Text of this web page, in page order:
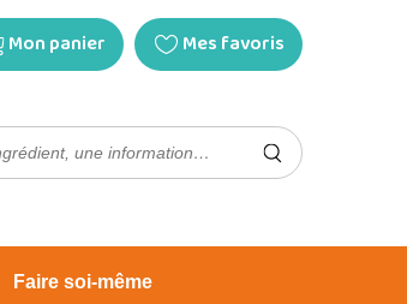
Mon panier Mes favoris
Faire soi-même